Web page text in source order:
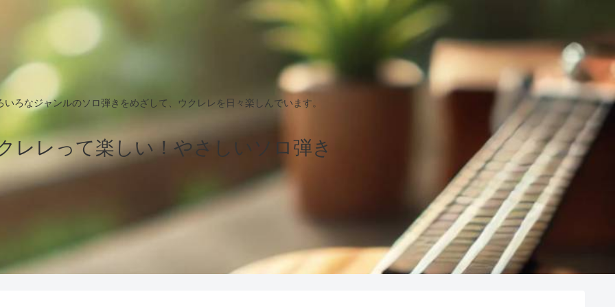
いろなジャンルのソロ弾きをめざして、ウクレレを日々楽しんでいます。
レレって楽しい！やさしいソロ弾き